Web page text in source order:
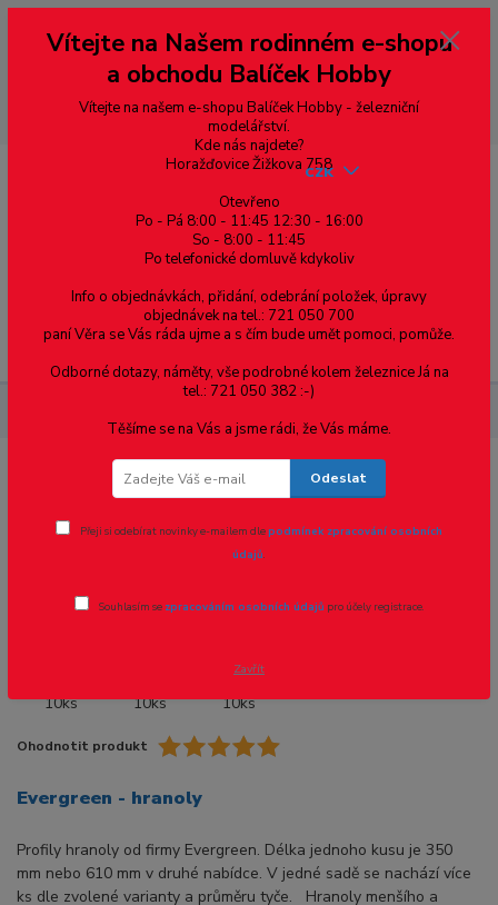
--- pro zákazníky ze Slovenska a jiných zemí, pokud chcete platit v eurech
přepněte si e-shop na euro 💶 pro přepočet měny - pravý horní roh ---
dobírky – pokud si z nějakého důvodu zásilku nevyzvednete, bude po
domluvě zaslána znovu s opětovnou platbou za poštovné, v opačném
případě bude zrušena a účet přidán na blacklist a rušeny následující
objednávky.
Menu
CZK
Hranol - 0.25 x 0.75 - 10ks
Novinka
Ohodnotit produkt
Evergreen - hranoly
Profily hranoly od firmy Evergreen. Délka jednoho kusu je 350
mm nebo 610 mm v druhé nabídce. V jedné sadě se nachází více
ks dle zvolené varianty a průměru tyče. Hranoly menšího a
Vítejte na Našem rodinném e-shopu
a obchodu Balíček Hobby
Vítejte na našem e-shopu Balíček Hobby - železniční
modelářství.
Kde nás najdete?
Horažďovice Žižkova 758
Otevřeno
Po - Pá 8:00 - 11:45 12:30 - 16:00
So - 8:00 - 11:45
Po telefonické domluvě kdykoliv
Info o objednávkách, přidání, odebrání položek, úpravy
objednávek na tel.: 721 050 700
paní Věra se Vás ráda ujme a s čím bude umět pomoci, pomůže.
Odborné dotazy, náměty, vše podrobné kolem železnice Já na
tel.: 721 050 382 :-)
Těšíme se na Vás a jsme rádi, že Vás máme.
Odeslat
Přeji si odebírat novinky e-mailem dlepodmínek zpracování osobních
údajů.
Souhlasím se zpracováním osobních údajů pro účely registrace.
Zavřít